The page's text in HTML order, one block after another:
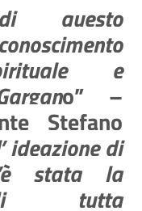
di questo
e
o” –
Stefano
ideazione di
stata la
di tutta